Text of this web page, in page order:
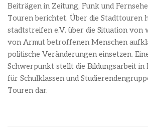
Beiträgen in Zeitung, Funk und
Touren berichtet. Über die Stadttouren
stadtstreifen e.V. über die Situation von
von Armut betroffenen Menschen
politische Veränderungen einsetzen.
Schwerpunkt stellt die Bildungsarbeit in
für Schulklassen und
Touren dar.